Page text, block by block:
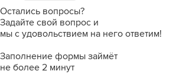
Остались вопросы?
Задайте свой вопрос и
мы с удовольствием на него ответим!
Заполнение формы займёт
не более 2 минут